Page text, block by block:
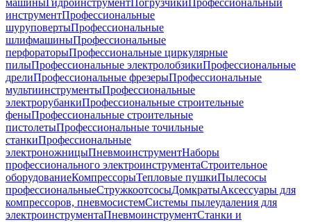
машиныГидроинструментПогрузчикиПрофессиональный
инструментПрофессиональные
шуруповертыПрофессиональные
шлифмашиныПрофессиональные
перфораторыПрофессиональные циркулярные
пилыПрофессиональные электролобзикиПрофессиональные
дрелиПрофессиональные фрезерыПрофессиональные
мультиинструментыПрофессиональные
электрорубанкиПрофессиональные строительные
феныПрофессиональные строительные
пистолетыПрофессиональные точильные
станкиПрофессиональные
электроножницыПневмоинструментНаборы
профессионального электроинструментаСтроительное
оборудованиеКомпрессорыТепловые пушкиПылесосы
профессиональныеСтружкоотсосыДомкратыАксессуары для
компрессоров, пневмосистемСистемы пылеудаления для
электроинструментаПневмоинструментСтанки и